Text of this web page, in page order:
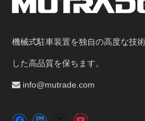
機械式駐車装置を独自の高度な技
した高品質を保ちます。
 info@mutrade.com